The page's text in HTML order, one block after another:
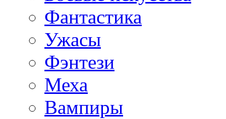
Фантастика
Ужасы
Фэнтези
Меха
Вампиры